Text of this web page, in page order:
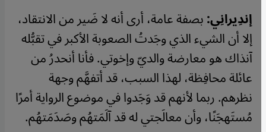
إندِيرانِي:بصفة عامة، أرى أنه لا ضَير من الانتقاد،
إلا أن الشيء الذي وجَدتُ الصعوبة الأكبر في تقبُّله
آنذاك هو معارضة والديّ وإخوتي. فأنا أنحدرُ من
عائلة محافِظة، لهذا السبب، قد أتفهَّم وجهة
نظرهم. ربما لأنهم قد وَجَدوا في موضوع الرواية أمرًا
مُستَهجَنًا، وأن معالَجتي له قد آلَمَتهُم وصَدَمَتهُم.